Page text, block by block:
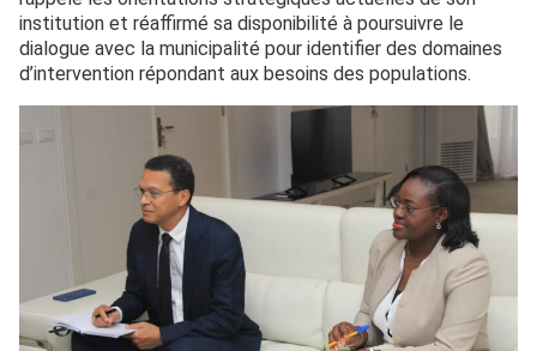
institution et réaffirmé sa disponibilité à poursuivre le
dialogue avec la municipalité pour identifier des domaines
d’intervention répondant aux besoins des populations.